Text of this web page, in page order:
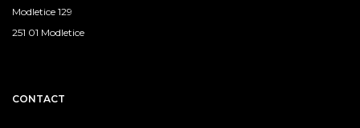
Modletice 129
251 01 Modletice
CONTACT